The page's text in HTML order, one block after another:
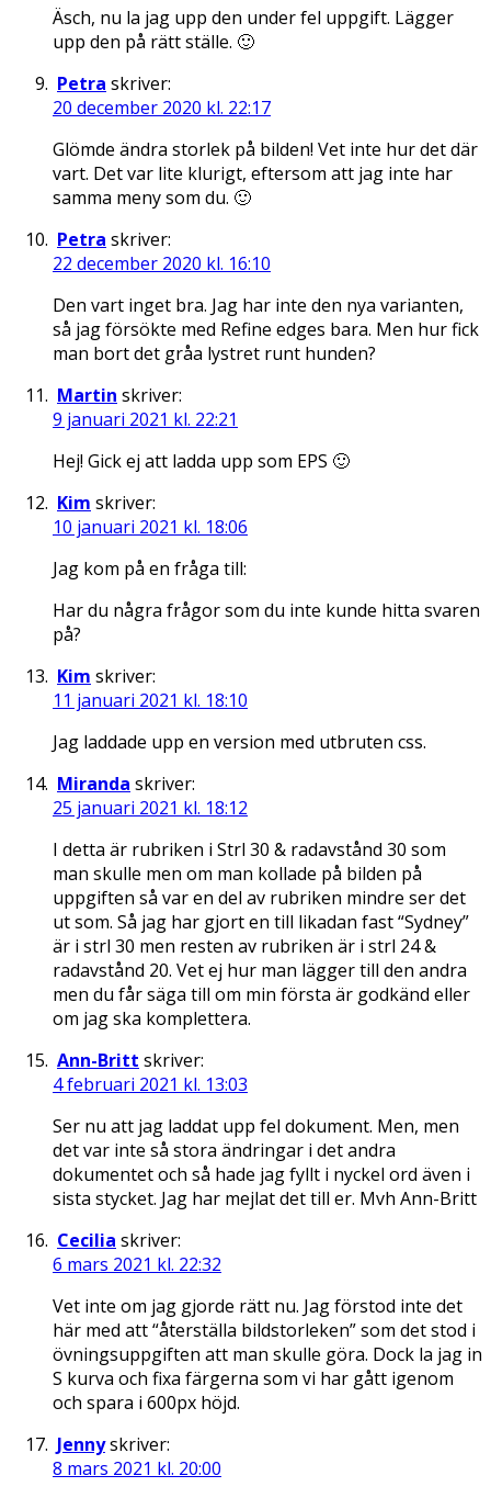
Äsch, nu la jag upp den under fel uppgift. Lägger
upp den på rätt ställe. 🙂
Petra skriver:
20 december 2020 kl. 22:17
Glömde ändra storlek på bilden! Vet inte hur det där
vart. Det var lite klurigt, eftersom att jag inte har
samma meny som du. 🙂
Petra skriver:
22 december 2020 kl. 16:10
Den vart inget bra. Jag har inte den nya varianten,
så jag försökte med Refine edges bara. Men hur fick
man bort det gråa lystret runt hunden?
Martin skriver:
9 januari 2021 kl. 22:21
Hej! Gick ej att ladda upp som EPS 🙂
Kim skriver:
10 januari 2021 kl. 18:06
Jag kom på en fråga till:
Har du några frågor som du inte kunde hitta svaren
på?
Kim skriver:
11 januari 2021 kl. 18:10
Jag laddade upp en version med utbruten css.
Miranda skriver:
25 januari 2021 kl. 18:12
I detta är rubriken i Strl 30 & radavstånd 30 som
man skulle men om man kollade på bilden på
uppgiften så var en del av rubriken mindre ser det
ut som. Så jag har gjort en till likadan fast “Sydney”
är i strl 30 men resten av rubriken är i strl 24 &
radavstånd 20. Vet ej hur man lägger till den andra
men du får säga till om min första är godkänd eller
om jag ska komplettera.
Ann-Britt skriver:
4 februari 2021 kl. 13:03
Ser nu att jag laddat upp fel dokument. Men, men
det var inte så stora ändringar i det andra
dokumentet och så hade jag fyllt i nyckel ord även i
sista stycket. Jag har mejlat det till er. Mvh Ann-Britt
Cecilia skriver:
6 mars 2021 kl. 22:32
Vet inte om jag gjorde rätt nu. Jag förstod inte det
här med att “återställa bildstorleken” som det stod i
övningsuppgiften att man skulle göra. Dock la jag in
S kurva och fixa färgerna som vi har gått igenom
och spara i 600px höjd.
Jennyskriver:
8 mars 2021 kl. 20:00